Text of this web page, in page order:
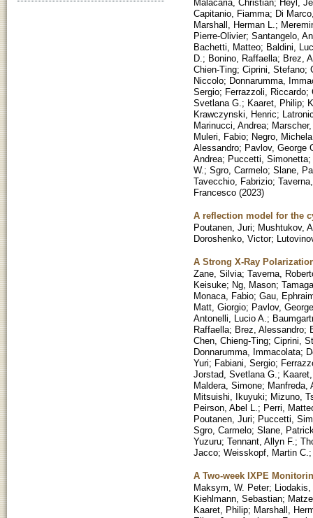
Malacaria, Christian; Heyl,
Capitanio, Fiamma; Di
Marshall, Herman L. ;
Pierre-Olivier; Santangelo,
Bachetti, Matteo; Baldini,
D. ; Bonino, Raffaella; Brez,
Chien-Ting; Ciprini, Stefano;
Niccolo; Donnarumma,
Sergio; Ferrazzoli, Riccardo;
Svetlana G. ; Kaaret, Philip;
Krawczynski, Henric;
Marinucci, Andrea;
Muleri, Fabio; Negro, Michela
Alessandro; Pavlov, George
Andrea; Puccetti, Simonetta;
W. ; Sgro, Carmelo; Slane,
Tavecchio, Fabrizio;
Francesco (2023)
A reflection model for the
Poutanen, Juri; Mushtukov,
Doroshenko, Victor;
A Strong X-Ray
Zane, Silvia; Taverna,
Keisuke; Ng, Mason;
Monaca, Fabio; Gau,
Matt, Giorgio; Pavlov,
Antonelli, Lucio A. ;
Raffaella; Brez, Alessandro;
Chen, Chieng-Ting; Ciprini,
Donnarumma, Immacolata;
Yuri; Fabiani, Sergio;
Jorstad, Svetlana G. ;
Maldera, Simone; Manfreda,
Mitsuishi, Ikuyuki; Mizuno,
Peirson, Abel L. ; Perri,
Poutanen, Juri; Puccetti,
Sgro, Carmelo; Slane,
Yuzuru; Tennant, Allyn F. ;
Jacco; Weisskopf, Martin C.
A Two-week IXPE
Maksym, W. Peter;
Kiehlmann, Sebastian;
Kaaret, Philip; Marshall,